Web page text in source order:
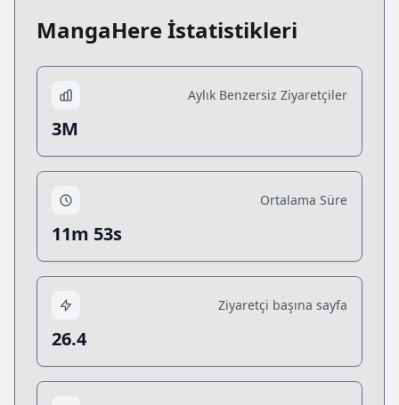
MangaHere İstatistikleri
Aylık Benzersiz Ziyaretçiler
3M
Ortalama Süre
11m 53s
Ziyaretçi başına sayfa
26.4